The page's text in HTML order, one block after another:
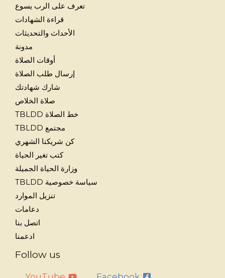
تعرف على الرب يسوع
قراءة الشهادات
الأحداث والتحديثات
مدونة
أوقات الصلاة
إرسال طلب الصلاة
شارك شهادتك
صلاة الخلاص
خط الصلاة TBLDD
مجتمع TBLDD
كن شريكنا الشهري
كتب تغير الحياة
وزارة الحياة الجميلة
سياسة خصوصية TBLDD
تنزيل الموارد
دعامات
اتصل بنا
ادعمنا
Follow us